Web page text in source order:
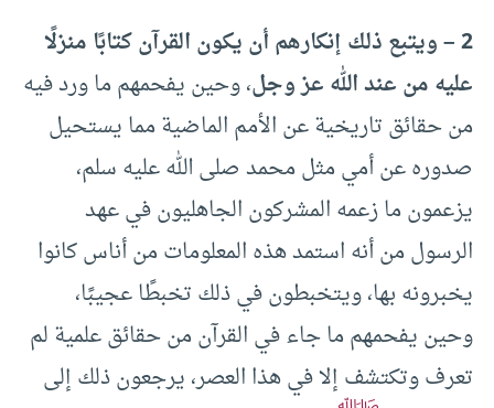
2 – ويتبع ذلك إنكارهم أن يكون القرآن كتابًا منزلًا
عليه من عند الله عز وجل، وحين يفحمهم ما ورد فيه
من حقائق تاريخية عن الأمم الماضية مما يستحيل
صدوره عن أمي مثل محمد صلى الله عليه سلم،
يزعمون ما زعمه المشركون الجاهليون في عهد
الرسول من أنه استمد هذه المعلومات من أناس كانوا
يخبرونه بها، ويتخبطون في ذلك تخبطًا عجيبًا،
وحين يفحمهم ما جاء في القرآن من حقائق علمية لم
تعرف وتكتشف إلا في هذا العصر، يرجعون ذلك إلى